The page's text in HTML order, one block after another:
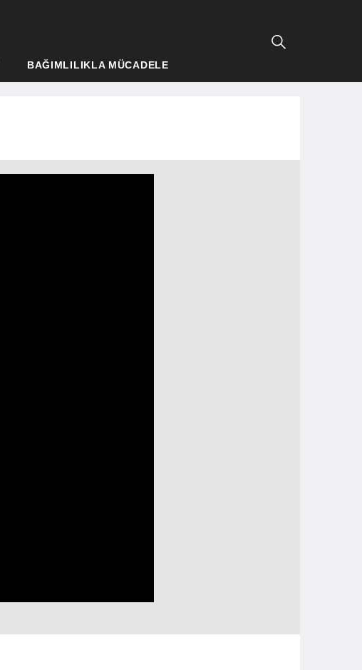
BAĞIMLILIKLA MÜCADELE